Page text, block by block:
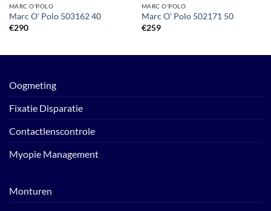
MARC O'POLO
Marc O’ Polo 503162 40
€290
MARC O'POLO
Marc O’ Polo 502171 50
€259
Oogmeting
Fixatie Disparatie
Contactlenscontrole
Myopie Management
Monturen